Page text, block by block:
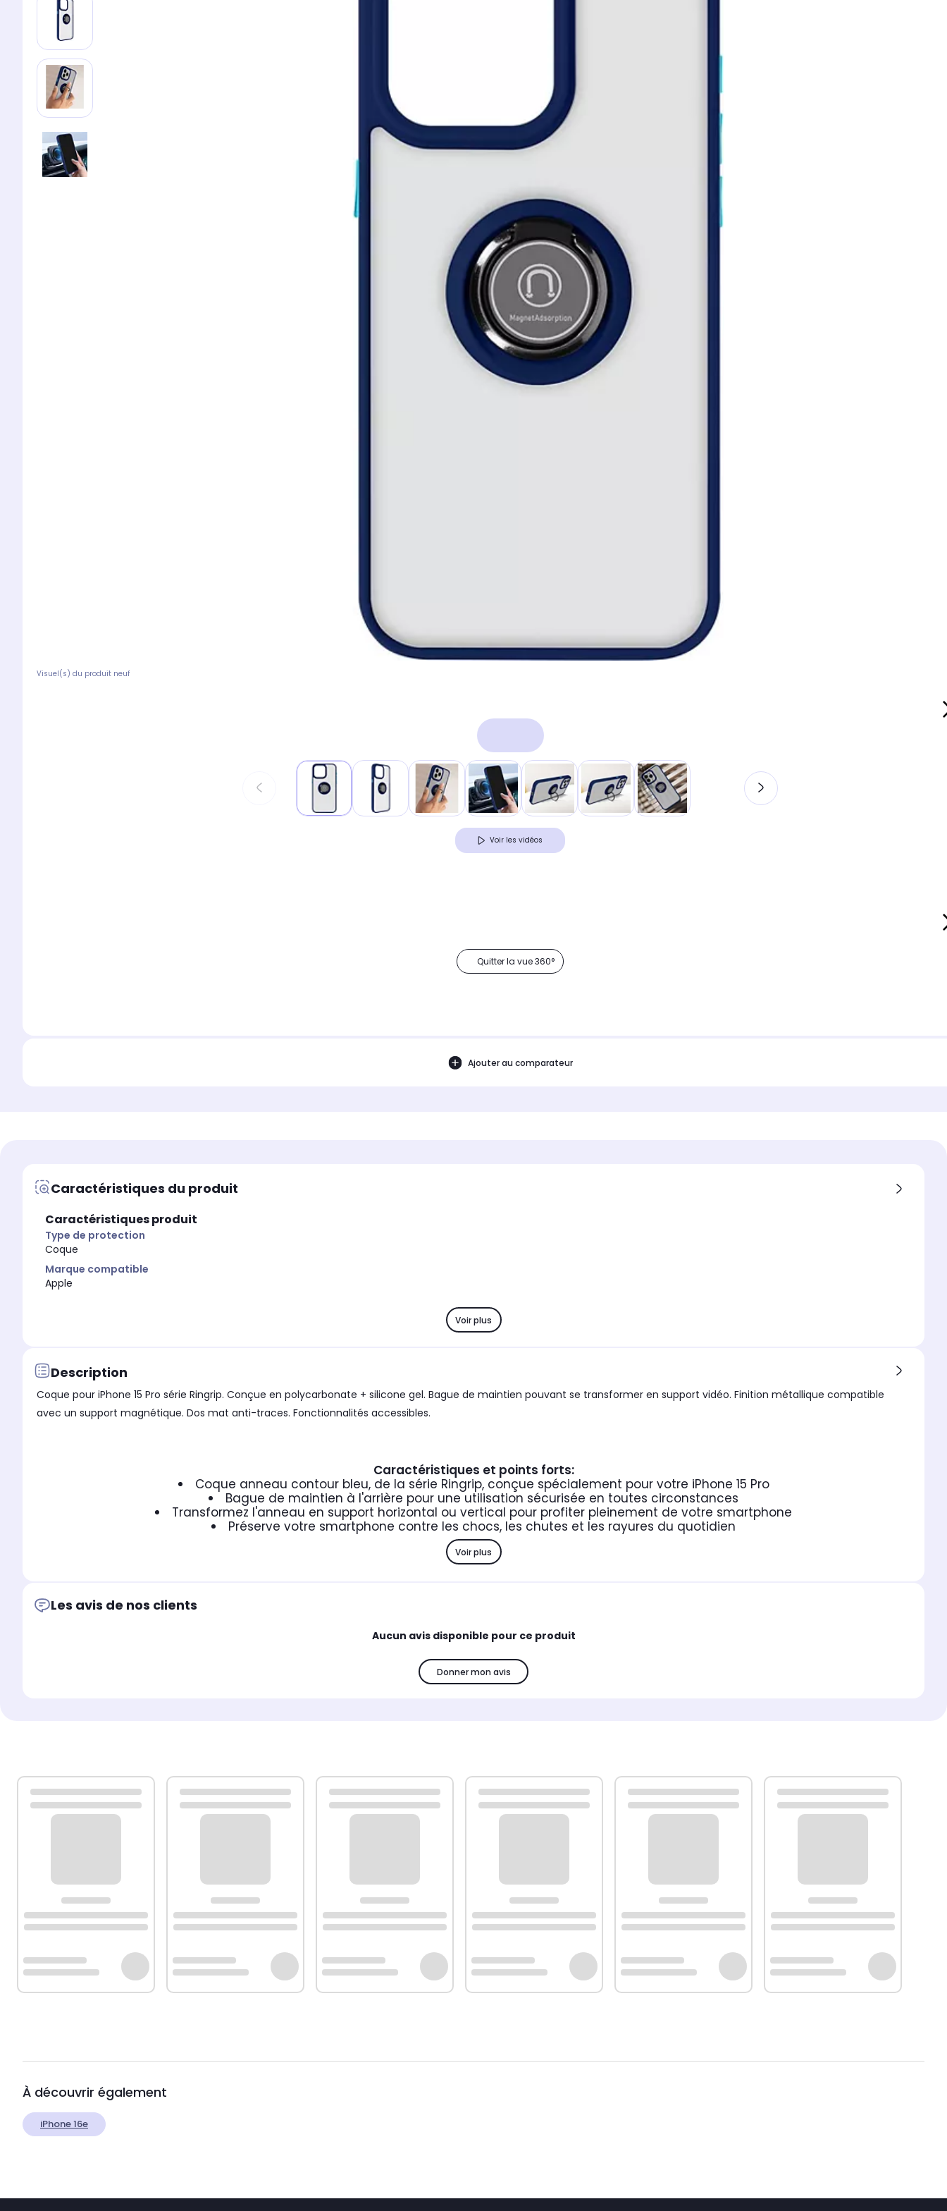
Visuel(s) du produit neuf
Voir les vidéos
Quitter la vue 360°
Ajouter au comparateur
Caractéristiques du produit
Caractéristiques produit
Type de protection
Coque
Marque compatible
Apple
Voir plus
Description
Coque pour iPhone 15 Pro série Ringrip. Conçue en polycarbonate + silicone gel. Bague de maintien pouvant se transformer en support vidéo. Finition métallique compatible
avec un support magnétique. Dos mat anti-traces. Fonctionnalités accessibles.
Caractéristiques et points forts:
Coque anneau contour bleu, de la série Ringrip, conçue spécialement pour votre iPhone 15 Pro
Bague de maintien à l'arrière pour une utilisation sécurisée en toutes circonstances
Transformez l'anneau en support horizontal ou vertical pour profiter pleinement de votre smartphone
Préserve votre smartphone contre les chocs, les chutes et les rayures du quotidien
Voir plus
Les avis de nos clients
Aucun avis disponible pour ce produit
Donner mon avis
À découvrir également
iPhone 16e